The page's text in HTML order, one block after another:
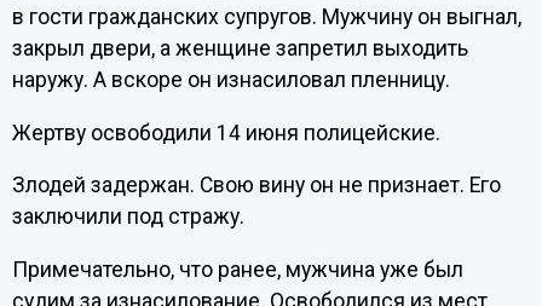
в гости гражданских супругов. Мужчину он выгнал,
закрыл двери, а женщине запретил выходить
наружу. А вскоре он изнасиловал пленницу.
Жертву освободили 14 июня полицейские.
Злодей задержан. Свою вину он не признает. Его
заключили под стражу.
Примечательно, что ранее, мужчина уже был
судим за изнасилование. Освободился из мест